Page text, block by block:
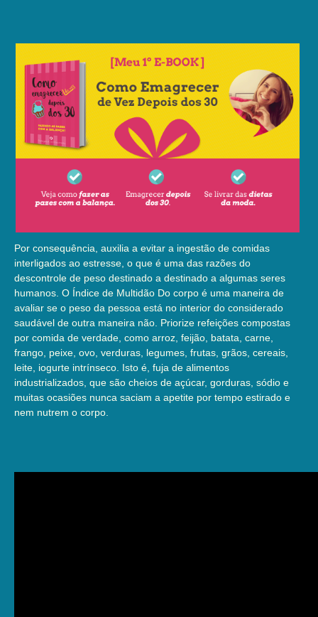
Por consequência, auxilia a evitar a ingestão de comidas
interligados ao estresse, o que é uma das razões do
descontrole de peso destinado a destinado a algumas seres
humanos. O Índice de Multidão Do corpo é uma maneira de
avaliar se o peso da pessoa está no interior do considerado
saudável de outra maneira não. Priorize refeições compostas
por comida de verdade, como arroz, feijão, batata, carne,
frango, peixe, ovo, verduras, legumes, frutas, grãos, cereais,
leite, iogurte intrínseco. Isto é, fuja de alimentos
industrializados, que são cheios de açúcar, gorduras, sódio e
muitas ocasiões nunca saciam a apetite por tempo estirado e
nem nutrem o corpo.